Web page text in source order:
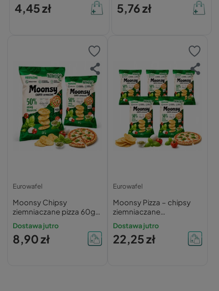
4,45 zł 5,76 zł
Eurowafel
Moonsy Chipsy
ziemniaczane pizza 60g
x2 bezglutenowe
Dostawa jutro
8,90 zł
Eurowafel
Moonsy Pizza – chipsy
ziemniaczane
bezglutenowe, 60 g x 5
Dostawa jutro
22,25 zł